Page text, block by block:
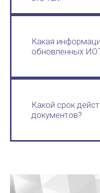
Какая
обновленных
Какой срок
документов?